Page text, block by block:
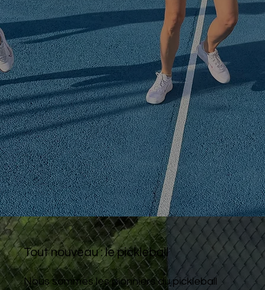
Tout nouveau : le pickleball
Nous sommes les pionniers du pickleball